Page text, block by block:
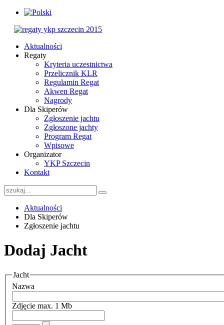
Aktualności
Regaty
Kryteria uczestnictwa
Przelicznik KLR
Regulamin Regat
Akwen Regat
Nagrody
Dla Skiperów
Zgłoszenie jachtu
Zgłoszone jachty
Program Regat
Wpisowe
Organizator
YKP Szczecin
Kontakt
Aktualności
Dla Skiperów
Zgłoszenie jachtu
Dodaj Jacht
Jacht
Nazwa
Zdjęcie max. 1 Mb